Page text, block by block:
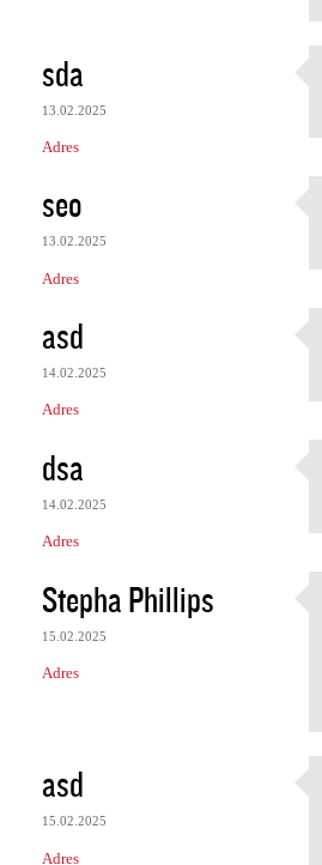
sda
13.02.2025
Adres
seo
13.02.2025
Adres
asd
14.02.2025
Adres
dsa
14.02.2025
Adres
Stepha Phillips
15.02.2025
Adres
asd
15.02.2025
Adres